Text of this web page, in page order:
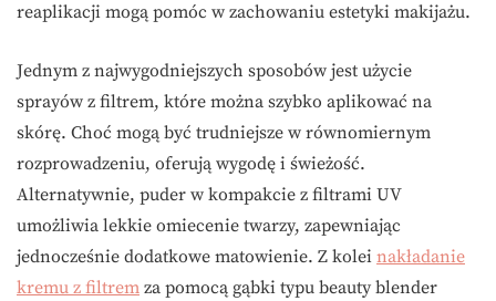
reaplikacji mogą pomóc w zachowaniu estetyki makijażu.
Jednym z najwygodniejszych sposobów jest użycie
sprayów z filtrem, które można szybko aplikować na
skórę. Choć mogą być trudniejsze w równomiernym
rozprowadzeniu, oferują wygodę i świeżość.
Alternatywnie, puder w kompakcie z filtrami UV
umożliwia lekkie omiecenie twarzy, zapewniając
jednocześnie dodatkowe matowienie. Z kolei nakładanie
kremu z filtrem za pomocą gąbki typu beauty blender